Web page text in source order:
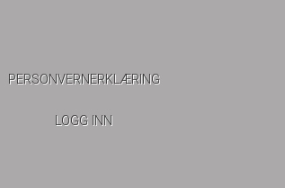
PERSONVERNERKLÆRING
LOGG INN